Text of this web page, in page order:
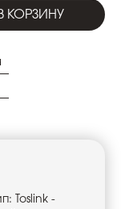
КОРЗИНУ
Toslink -